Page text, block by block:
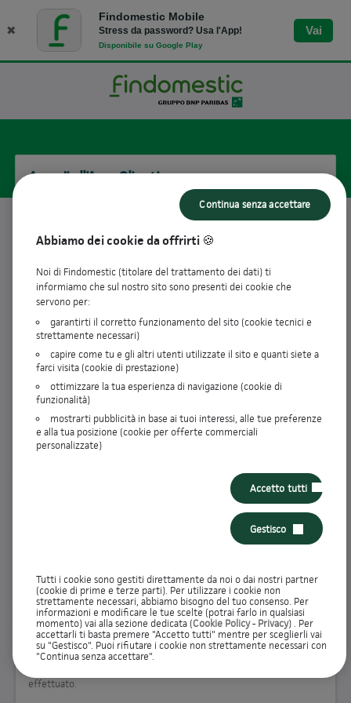
✖
Findomestic Mobile
Stress da password? Usa l'App!
Disponibile su Google Play
Vai
Accedi all'Area Clienti
Username
Password
ENTRA
RECUPERA DATI DI ACCESSO
Non hai ancora effettuato la registrazione?
Iscriviti all'Area Clienti per visualizzare i dettagli dei tuoi prodotti e
gestire tutte le operazioni direttamente online. Potrai inoltre
REGISTRATI
Richieste in valutazione
effettuato.
Abbiamo dei cookie da offrirti 🍪
Noi di Findomestic (titolare del trattamento dei dati) ti
informiamo che sul nostro sito sono presenti dei cookie che
servono per:
garantirti il corretto funzionamento del sito (cookie tecnici e
strettamente necessari)
capire come tu e gli altri utenti utilizzate il sito e quanti siete a
farci visita (cookie di prestazione)
ottimizzare la tua esperienza di navigazione (cookie di
funzionalità)
mostrarti pubblicità in base ai tuoi interessi, alle tue preferenze
e alla tua posizione (cookie per offerte commerciali
personalizzate)
Tutti i cookie sono gestiti direttamente da noi o dai nostri partner
(cookie di prime e terze parti). Per utilizzare i cookie non
strettamente necessari, abbiamo bisogno del tuo consenso. Per
informazioni e modificare le tue scelte (potrai farlo in qualsiasi
momento) vai alla sezione dedicata (Cookie Policy-Privacy) . Per
accettarli ti basta premere "Accetto tutti" mentre per sceglierli vai
su "Gestisco". Puoi rifiutare i cookie non strettamente necessari con
"Continua senza accettare".
Gestisco
Accetto tutti
Continua senza accettare